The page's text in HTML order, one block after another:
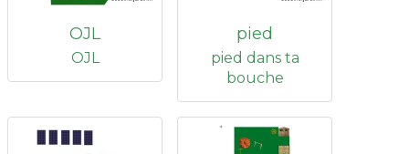
OJL
OJL
pied
pied dans ta
bouche